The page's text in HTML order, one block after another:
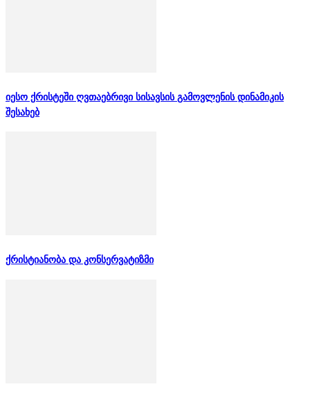
იესო ქრისტეში ღვთაებრივი სისავსის გამოვლენის დინამიკის
შესახებ
ქრისტიანობა და კონსერვატიზმი